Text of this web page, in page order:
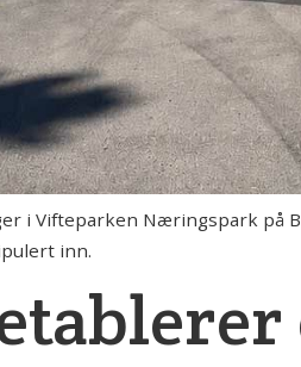
i Vifteparken Næringspark på
inn.